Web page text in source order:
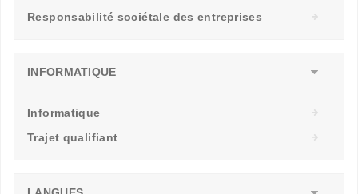
Responsabilité sociétale des entreprises
INFORMATIQUE
Informatique
Trajet qualifiant